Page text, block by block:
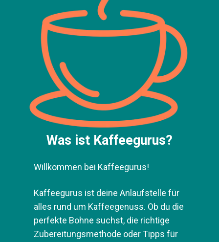
Was ist Kaffeegurus?
Willkommen bei Kaffeegurus!
Kaffeegurus ist deine Anlaufstelle für
alles rund um Kaffeegenuss. Ob du die
perfekte Bohne suchst, die richtige
Zubereitungsmethode oder Tipps für